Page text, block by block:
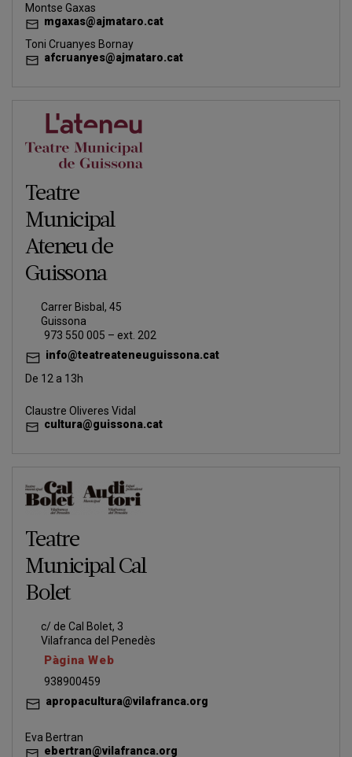
Montse Gaxas
mgaxas@ajmataro.cat
Toni Cruanyes Bornay
afcruanyes@ajmataro.cat
Teatre
Municipal
Ateneu de
Guissona
Carrer Bisbal, 45
Guissona
973 550 005 – ext. 202
info@teatreateneuguissona.cat
De 12 a 13h
Claustre Oliveres Vidal
cultura@guissona.cat
Teatre
Municipal Cal
Bolet
c/ de Cal Bolet, 3
Vilafranca del Penedès
Pàgina Web
938900459
apropacultura@vilafranca.org
Eva Bertran
ebertran@vilafranca.org